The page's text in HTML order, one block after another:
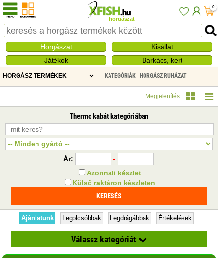
horgászat
0
Horgászat
Kisállat
Játékok
Barkács, kert
KATEGÓRIÁK HORGÁSZ RUHÁZAT
Megjelenítés:
Thermo kabát kategóriában
Ár:
-
Azonnali készlet
Külső raktáron készleten
Ajánlatunk Legolcsóbbak Legdrágábbak Értékelések
Válassz kategóriát